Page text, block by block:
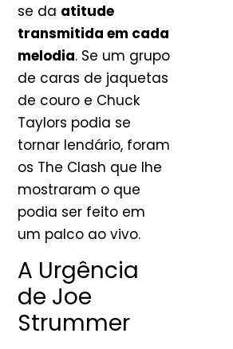
se da atitude
transmitida em cada
melodia. Se um grupo
de caras de jaquetas
de couro e Chuck
Taylors podia se
tornar lendário, foram
os The Clash que lhe
mostraram o que
podia ser feito em
um palco ao vivo.
A Urgência
de Joe
Strummer